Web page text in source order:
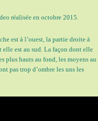
réalisée en octobre 2015.
est à l’ouest, la partie droite à
elle est au sud. La façon dont elle
plus hauts au fond, les moyens au
pas trop d’ombre les uns les